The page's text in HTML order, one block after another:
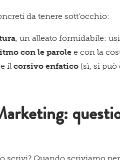
da tenere sott’occhio:
, un alleato formidabile:
con le parole e con la
ilcorsivo enfatico (sì, si può